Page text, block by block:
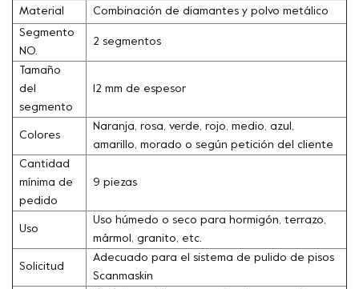
Material Combinación de diamantes y polvo metálico
Segmento
NO.
2 segmentos
Tamaño
del
segmento
12 mm de espesor
Colores
Naranja, rosa, verde, rojo, medio, azul,
amarillo, morado o según petición del cliente
Cantidad
mínima de
pedido
9 piezas
Uso
Uso húmedo o seco para hormigón, terrazo,
mármol, granito, etc.
Solicitud
Adecuado para el sistema de pulido de pisos
Scanmaskin